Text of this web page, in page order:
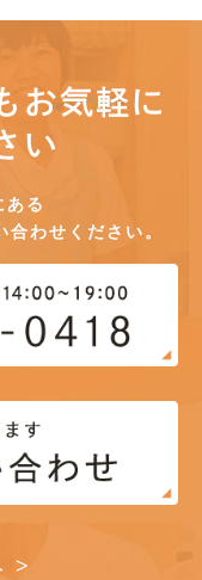
お気軽に
い
ある
わせください。
>